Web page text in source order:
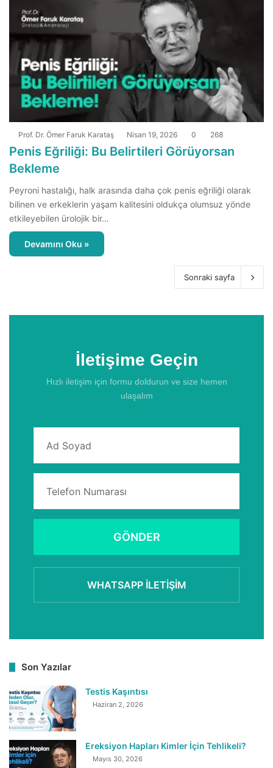
Prof. Dr. Ömer Faruk Karataş Nisan 19, 2026 0 268
Penis Eğriliği: Bu Belirtileri Görüyorsan
Bekleme
Peyroni hastalığı, halk arasında daha çok penis eğriliği olarak
bilinen ve erkeklerin yaşam kalitesini oldukça olumsuz yönde
etkileyebilen ürolojik bir…
Devamını Oku »
Sonraki sayfa
İletişime Geçin
Hızlı iletişim için formu doldurun ve size hemen
ulaşalım
GÖNDER
WHATSAPP İLETIŞIM
Son Yazılar
Testis Kaşıntısı
Haziran 2, 2026
Ereksiyon Hapları Kimler İçin Tehlikeli?
Mayıs 30, 2026